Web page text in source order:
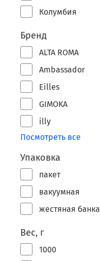
Колумбия
Бренд
ALTA ROMA
Ambassador
Eilles
GIMOKA
illy
Посмотреть все
Упаковка
пакет
вакуумная
жестяная банка
Вес, г
1000